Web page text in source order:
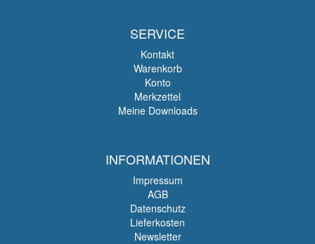
SERVICE
Kontakt
Warenkorb
Konto
Merkzettel
Meine Downloads
INFORMATIONEN
Impressum
AGB
Datenschutz
Lieferkosten
Newsletter